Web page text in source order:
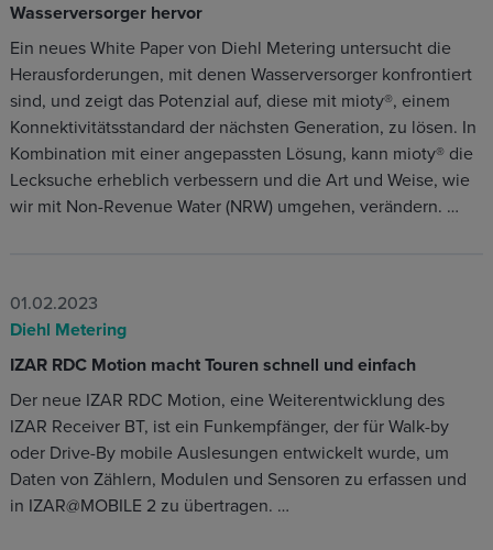
Wasserversorger hervor
Ein neues White Paper von Diehl Metering untersucht die
Herausforderungen, mit denen Wasserversorger konfrontiert
sind, und zeigt das Potenzial auf, diese mit mioty®, einem
Konnektivitätsstandard der nächsten Generation, zu lösen. In
Kombination mit einer angepassten Lösung, kann mioty® die
Lecksuche erheblich verbessern und die Art und Weise, wie
wir mit Non-Revenue Water (NRW) umgehen, verändern. …
01.02.2023
Diehl Metering
IZAR RDC Motion macht Touren schnell und einfach
Der neue IZAR RDC Motion, eine Weiterentwicklung des
IZAR Receiver BT, ist ein Funkempfänger, der für Walk-by
oder Drive-By mobile Auslesungen entwickelt wurde, um
Daten von Zählern, Modulen und Sensoren zu erfassen und
in IZAR@MOBILE 2 zu übertragen. …